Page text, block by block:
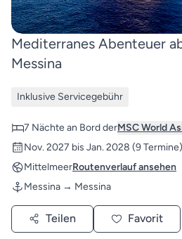
Mediterranes Abenteuer
Messina
Inklusive Servicegebühr
7 Nächte an Bord derMSC World
Nov. 2027 bis Jan. 2028 (9 Termine)
MittelmeerRoutenverlauf ansehen
Messina → Messina
Teilen Favorit